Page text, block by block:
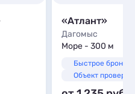
«Атлант»
Дагомыс
Море - 300 м
Быстрое
Объект проверен
от 1 235